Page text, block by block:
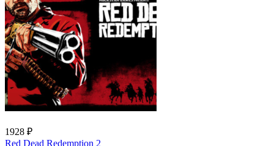
1928 ₽
Red Dead Redemption 2